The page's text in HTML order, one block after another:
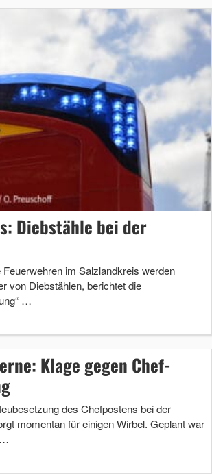
Diebstähle bei der
im Salzlandkreis werden
von Diebstählen, berichtet die
…
Klage gegen Chef-
des Chefpostens bei der
momentan für einigen Wirbel. Geplant war
…